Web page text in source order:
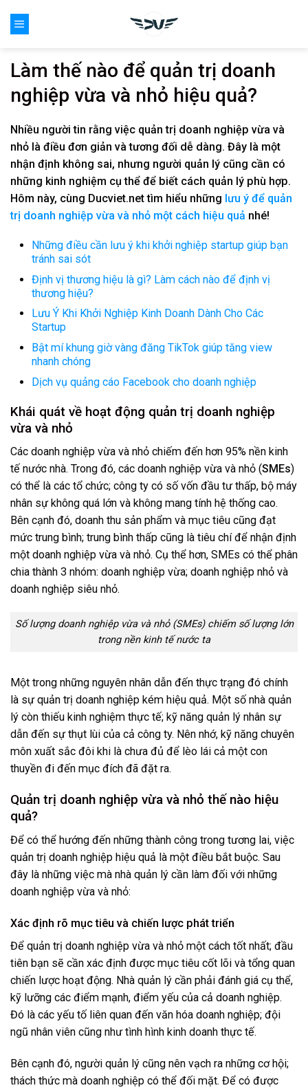
Làm thế nào để quản trị doanh
nghiệp vừa và nhỏ hiệu quả?
Nhiều người tin rằng việc quản trị doanh nghiệp vừa và
nhỏ là điều đơn giản và tương đối dễ dàng. Đây là một
nhận định không sai, nhưng người quản lý cũng cần có
những kinh nghiệm cụ thể để biết cách quản lý phù hợp.
Hôm này, cùng Ducviet.net tìm hiểu những lưu ý để quản
trị doanh nghiệp vừa và nhỏ một cách hiệu quả nhé!
Những điều cần lưu ý khi khởi nghiệp startup giúp bạn
tránh sai sót
Định vị thương hiệu là gì? Làm cách nào để định vị
thương hiệu?
Lưu Ý Khi Khởi Nghiệp Kinh Doanh Dành Cho Các
Startup
Bật mí khung giờ vàng đăng TikTok giúp tăng view
nhanh chóng
Dịch vụ quảng cáo Facebook cho doanh nghiệp
Khái quát về hoạt động quản trị doanh nghiệp
vừa và nhỏ
Các doanh nghiệp vừa và nhỏ chiếm đến hơn 95% nền kinh
tế nước nhà. Trong đó, các doanh nghiệp vừa và nhỏ (SMEs)
có thể là các tổ chức; công ty có số vốn đầu tư thấp, bộ máy
nhân sự không quá lớn và không mang tính hệ thống cao.
Bên cạnh đó, doanh thu sản phẩm và mục tiêu cũng đạt
mức trung bình; trung bình thấp cũng là tiêu chí để nhận định
một doanh nghiệp vừa và nhỏ. Cụ thể hơn, SMEs có thể phân
chia thành 3 nhóm: doanh nghiệp vừa; doanh nghiệp nhỏ và
doanh nghiệp siêu nhỏ.
Số lượng doanh nghiệp vừa và nhỏ (SMEs) chiếm số lượng lớn
trong nền kinh tế nước ta
Một trong những nguyên nhân dẫn đến thực trạng đó chính
là sự quản trị doanh nghiệp kém hiệu quả. Một số nhà quản
lý còn thiếu kinh nghiệm thực tế; kỹ năng quản lý nhân sự
dẫn đến sự thụt lùi của cả công ty. Nên nhớ, kỹ năng chuyên
môn xuất sắc đôi khi là chưa đủ để lèo lái cả một con
thuyền đi đến mục đích đã đặt ra.
Quản trị doanh nghiệp vừa và nhỏ thế nào hiệu
quả?
Để có thể hướng đến những thành công trong tương lai, việc
quản trị doanh nghiệp hiệu quả là một điều bắt buộc. Sau
đây là những việc mà nhà quản lý cần làm đối với những
doanh nghiệp vừa và nhỏ:
Xác định rõ mục tiêu và chiến lược phát triển
Để quản trị doanh nghiệp vừa và nhỏ một cách tốt nhất; đầu
tiên bạn sẽ cần xác định được mục tiêu cốt lõi và tổng quan
chiến lược hoạt động. Nhà quản lý cần phải đánh giá cụ thể,
kỹ lưỡng các điểm mạnh, điểm yếu của cả doanh nghiệp.
Đó là các yếu tố liên quan đến văn hóa doanh nghiệp; đội
ngũ nhân viên cũng như tình hình kinh doanh thực tế.
Bên cạnh đó, người quản lý cũng nên vạch ra những cơ hội;
thách thức mà doanh nghiệp có thể đối mặt. Để có được